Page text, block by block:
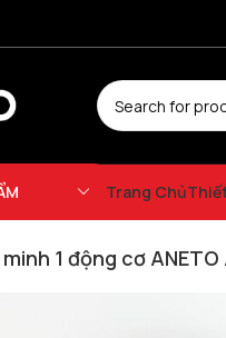
Trang Chủ
1 động cơ ANETO